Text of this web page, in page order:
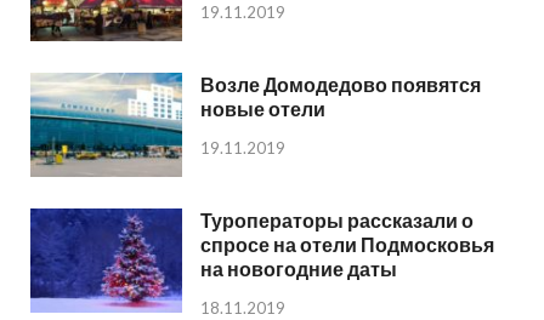
19.11.2019
Возле Домодедово появятся
новые отели
19.11.2019
Туроператоры рассказали о
спросе на отели Подмосковья
на новогодние даты
18.11.2019